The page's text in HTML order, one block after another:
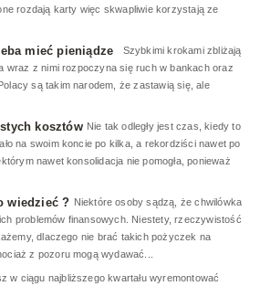
rozdają karty więc skwapliwie korzystają ze
mieć pieniądze
Szybkimi krokami zbliżają
wraz z nimi rozpoczyna się ruch w bankach oraz
są takim narodem, że zastawią się, ale
kosztów Nie tak odległy jest czas, kiedy to
na swoim koncie po kilka, a rekordziści nawet po
nawet konsolidacja nie pomogła, ponieważ
wiedzieć ? Niektóre osoby sądzą, że chwilówka
problemów finansowych. Niestety, rzeczywistość
dlaczego nie brać takich pożyczek na
z pozoru mogą wydawać...
w ciągu najbliższego kwartału wyremontować